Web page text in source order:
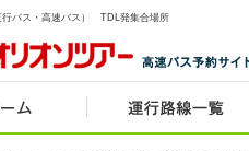
行バス・高速バス） TDL発集合場所